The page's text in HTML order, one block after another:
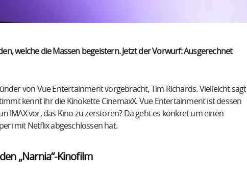
welche die Massen begeistern. Jetzt der Vorwurf: Ausgerechnet
von Vue Entertainment vorgebracht, Tim Richards. Vielleicht sagt
kennt ihr die Kinokette CinemaxX. Vue Entertainment ist dessen
IMAX vor, das Kino zu zerstören? Da geht es konkret um einen
mit Netflix abgeschlossen hat.
„Narnia“-Kinofilm